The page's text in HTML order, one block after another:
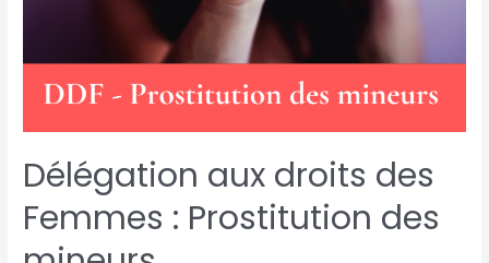
Délégation aux droits des
Femmes : Prostitution des